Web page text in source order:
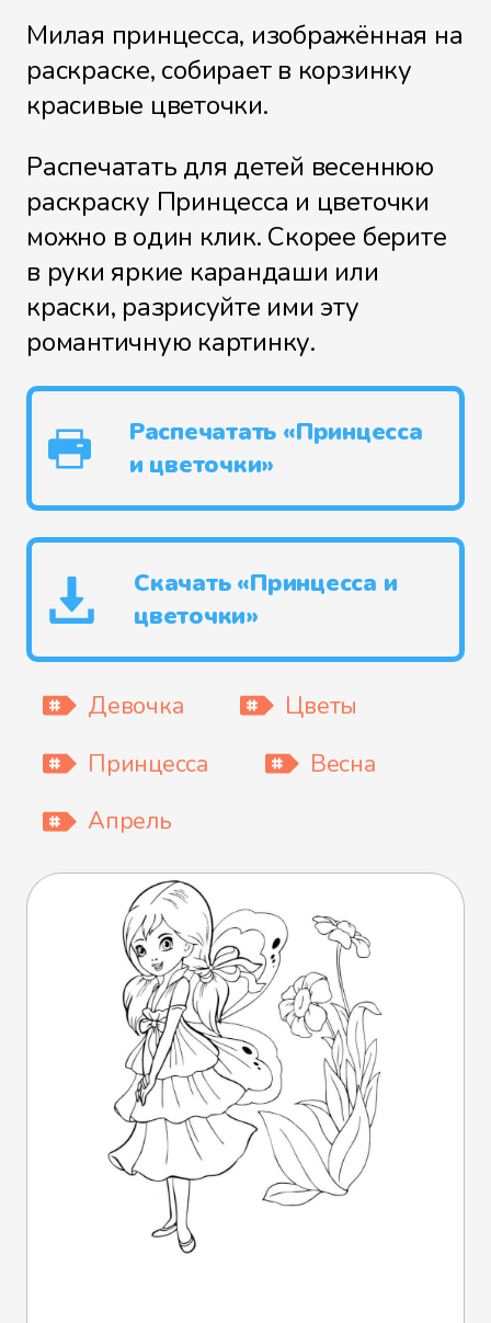
Милая принцесса, изображённая на
раскраске, собирает в корзинку
красивые цветочки.
Распечатать для детей весеннюю
раскраску Принцесса и цветочки
можно в один клик. Скорее берите
в руки яркие карандаши или
краски, разрисуйте ими эту
романтичную картинку.
Распечатать «Принцесса
и цветочки»
Скачать «Принцесса и
цветочки»
Девочка
Цветы
Принцесса
Весна
Апрель